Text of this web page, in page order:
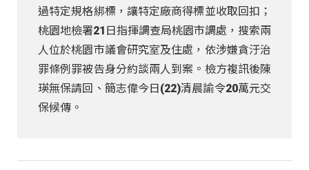
過特定規格綁標，讓特定廠商得標並收取回扣；
桃園地檢署21日指揮調查局桃園市調處，搜索兩
人位於桃園市議會研究室及住處，依涉嫌貪汙治
罪條例罪被告身分約談兩人到案。檢方複訊後陳
瑛無保請回、簡志偉今日(22)清晨諭令20萬元交
保候傳。